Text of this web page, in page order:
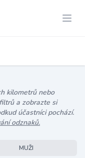
kilometrů nebo
a zobrazte si
účastníci pochází.
odznaků.
MUŽI